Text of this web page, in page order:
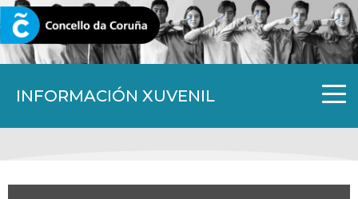
INFORMACIÓN XUVENIL
CORUNA.GAL